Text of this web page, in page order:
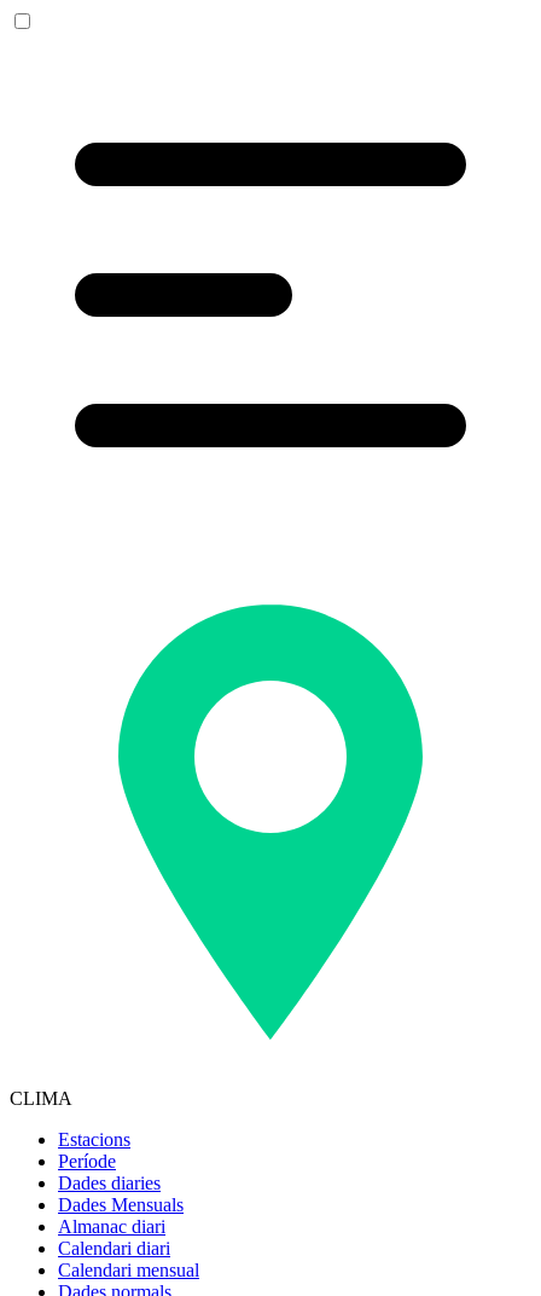
CLIMA
Estacions
Període
Dades diaries
Dades Mensuals
Almanac diari
Calendari diari
Calendari mensual
Dades normals